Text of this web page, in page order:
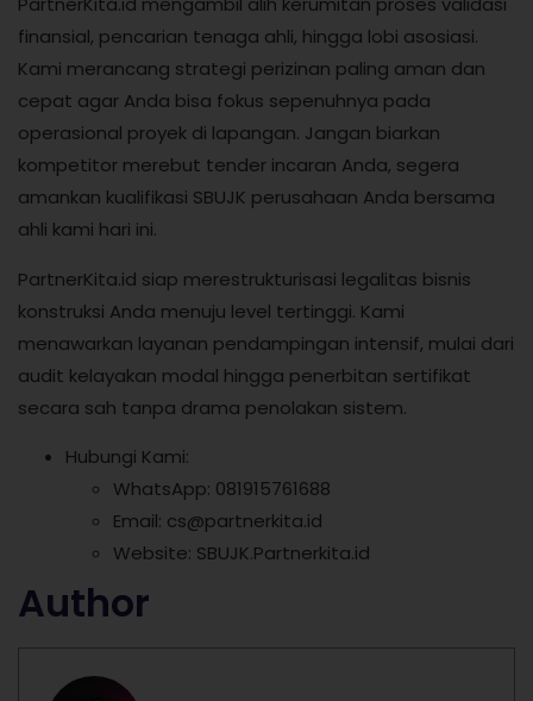
finansial, pencarian tenaga ahli, hingga lobi asosiasi.
Kami merancang strategi perizinan paling aman dan
cepat agar Anda bisa fokus sepenuhnya pada
operasional proyek di lapangan. Jangan biarkan
kompetitor merebut tender incaran Anda, segera
amankan kualifikasi SBUJK perusahaan Anda bersama
ahli kami hari ini.
PartnerKita.id siap merestrukturisasi legalitas bisnis
konstruksi Anda menuju level tertinggi. Kami
menawarkan layanan pendampingan intensif, mulai dari
audit kelayakan modal hingga penerbitan sertifikat
secara sah tanpa drama penolakan sistem.
Hubungi Kami:
WhatsApp: 081915761688
Email: cs@partnerkita.id
Website: SBUJK.Partnerkita.id
Author